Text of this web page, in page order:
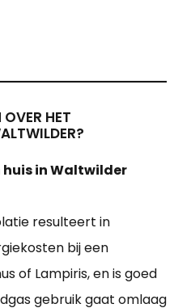
HET
in Waltwilder
resulteert in
bij een
of Lampiris, en is goed
gebruik gaat omlaag